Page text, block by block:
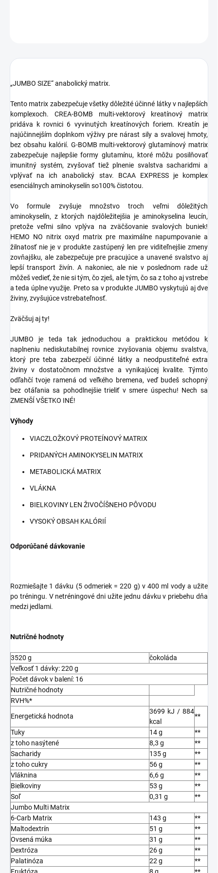
„JUMBO SIZE“ anabolický matrix.
Tento matrix zabezpečuje všetky dôležité účinné látky v najlepších
komplexoch. CREA-BOMB multi-vektorový kreatínový matrix
pridáva k rovnici 6 vyvinutých kreatínových foriem. Kreatín je
najúčinnejším doplnkom výživy pre nárast sily a svalovej hmoty,
bez obsahu kalórií. G-BOMB multi-vektorový glutamínový matrix
zabezpečuje najlepšie formy glutamínu, ktoré môžu posilňovať
imunitný systém, zvyšovať tiež plnenie svalstva sacharidmi a
vplývať na ich anabolický stav. BCAA EXPRESS je komplex
esenciálnych aminokyselín so100% čistotou.
Vo formule zvyšuje množstvo troch veľmi dôležitých
aminokyselín, z ktorých najdôležitejšia je aminokyselina leucín,
pretože veľmi silno vplýva na zväčšovanie svalových buniek!
HEMO NO nitrix oxyd matrix pre maximálne napumpovanie a
žilnatosť nie je v produkte zastúpený len pre viditeľnejšie zmeny
zovňajšku, ale zabezpečuje pre pracujúce a unavené svalstvo aj
lepší transport živín. A nakoniec, ale nie v poslednom rade už
môžeš vedieť, že nie si tým, čo zješ, ale tým, čo sa z toho aj vstrebe
a teda úplne využije. Preto sa v produkte JUMBO vyskytujú aj dve
živiny, zvyšujúce vstrebateľnosť.
Zväčšuj aj ty!
JUMBO je teda tak jednoduchou a praktickou metódou k
naplneniu nediskutabilnej rovnice zvyšovania objemu svalstva,
ktorý pre teba zabezpečí účinné látky a neodpustiteľné extra
živiny v dostatočnom množstve a vynikajúcej kvalite. Týmto
odľahčí tvoje ramená od veľkého bremena, veď budeš schopný
bez otáľania sa pohodlnejšie trieliť v smere úspechu! Nech sa
ZMENŠÍ VŠETKO INÉ!
Výhody
VIACZLOŽKOVÝ PROTEÍNOVÝ MATRIX
PRIDANÝCH AMINOKYSELIN MATRIX
METABOLICKÁ MATRIX
VLÁKNA
BIELKOVINY LEN ŽIVOČÍŠNEHO PÔVODU
VYSOKÝ OBSAH KALÓRIÍ
Odporúčané dávkovanie
Rozmiešajte 1 dávku (5 odmeriek = 220 g) v 400 ml vody a užite
po tréningu. V netréningové dni užite jednu dávku v priebehu dňa
medzi jedlami.
Nutričné hodnoty
3520 g
čokoláda
Veľkosť 1 dávky: 220 g
Počet dávok v balení: 16
Nutričné hodnoty
RVH%*
Energetická hodnota
3699 kJ / 884
kcal
**
Tuky 14 g
**
z toho nasýtené
8,3 g
**
Sacharidy
135 g
**
z toho cukry
56 g
**
Vláknina
6,6 g
**
Bielkoviny
53 g
**
Soľ
0,31 g
**
Jumbo Multi Matrix
6-Carb Matrix
143 g
**
Maltodextrín
51 g
**
Ovsená múka
31 g
**
Dextróza
26 g
**
Palatinóza
22 g
**